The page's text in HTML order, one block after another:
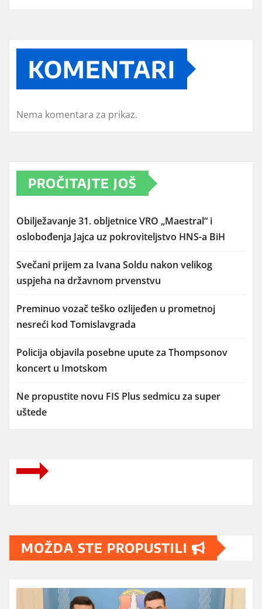
KOMENTARI
Nema komentara za prikaz.
PROČITAJTE JOŠ
Obilježavanje 31. obljetnice VRO „Maestral“ i
oslobođenja Jajca uz pokroviteljstvo HNS-a BiH
Svečani prijem za Ivana Soldu nakon velikog
uspjeha na državnom prvenstvu
Preminuo vozač teško ozlijeđen u prometnoj
nesreći kod Tomislavgrada
Policija objavila posebne upute za Thompsonov
koncert u Imotskom
Ne propustite novu FIS Plus sedmicu za super
uštede
MOŽDA STE PROPUSTILI